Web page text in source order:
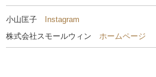
小山匡子 Instagram
株式会社スモールウィン ホームページ